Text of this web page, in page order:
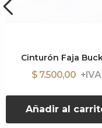
Cinturón Faja
$ 7.500,00
Añadir al